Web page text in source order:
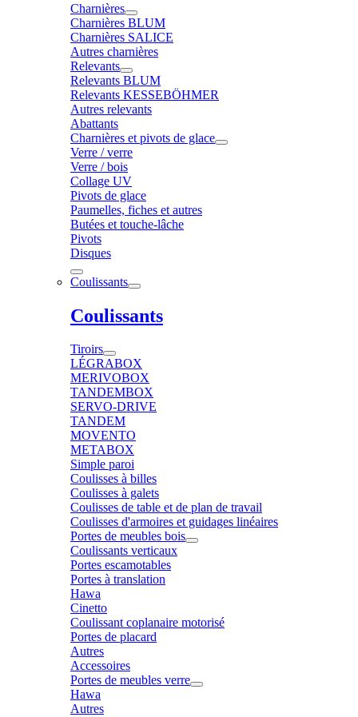
Charnières
Charnières BLUM
Charnières SALICE
Autres charnières
Relevants
Relevants BLUM
Relevants KESSEBÖHMER
Autres relevants
Abattants
Charnières et pivots de glace
Verre / verre
Verre / bois
Collage UV
Pivots de glace
Paumelles, fiches et autres
Butées et touche-lâche
Pivots
Disques
Coulissants
Coulissants
Tiroirs
LÉGRABOX
MERIVOBOX
TANDEMBOX
SERVO-DRIVE
TANDEM
MOVENTO
METABOX
Simple paroi
Coulisses à billes
Coulisses à galets
Coulisses de table et de plan de travail
Coulisses d'armoires et guidages linéaires
Portes de meubles bois
Coulissants verticaux
Portes escamotables
Portes à translation
Hawa
Cinetto
Coulissant coplanaire motorisé
Portes de placard
Autres
Accessoires
Portes de meubles verre
Hawa
Autres